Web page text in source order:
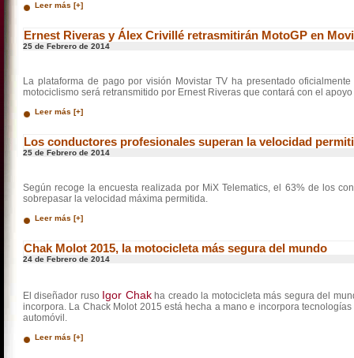
Leer más [+]
Ernest Riveras y Álex Crivillé retrasmitirán MotoGP en
25 de Febrero de 2014
La plataforma de pago por visión Movistar TV ha presentado
motociclismo será retransmitido por Ernest Riveras que contará con el
Leer más [+]
Los conductores profesionales superan la velocidad
25 de Febrero de 2014
Según recoge la encuesta realizada por MiX Telematics, el 63% de los
sobrepasar la velocidad máxima permitida.
Leer más [+]
Chak Molot 2015, la motocicleta más segura del mundo
24 de Febrero de 2014
El diseñador ruso Igor Chakha creado la motocicleta más segura del
incorpora. La Chack Molot 2015 está hecha a mano e incorpora
automóvil.
Leer más [+]